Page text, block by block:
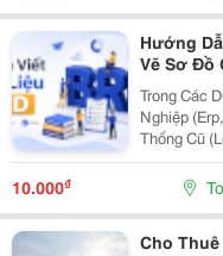
Hướng
Vẽ Sơ Đồ
Chuyển
Trong Các
Nghiệp
Thống Cũ
Tiên Và
Vào Thiết
10.000₫
Cho